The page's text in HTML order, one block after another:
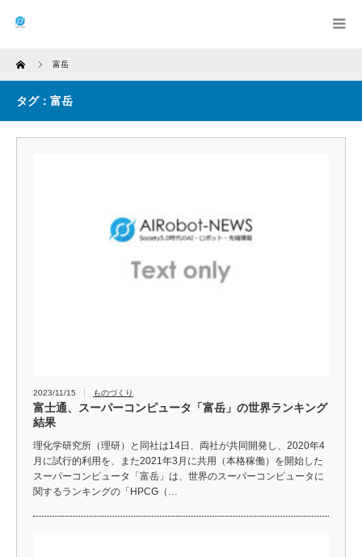
Home 富岳
タグ：富岳
2023/11/15 ものづくり
富士通、スーパーコンピュータ「富岳」の世界ランキング
結果
理化学研究所（理研）と同社は14日、両社が共同開発し、2020年4
月に試行的利用を、また2021年3月に共用（本格稼働）を開始した
スーパーコンピュータ「富岳」は、世界のスーパーコンピュータに
関するランキングの「HPCG（…